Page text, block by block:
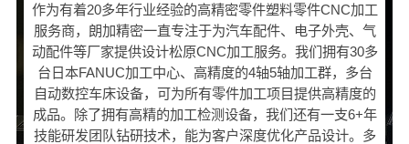
作为有着20多年行业经验的高精密零件塑料零件CNC加工
服务商，朗加精密一直专注于为汽车配件、电子外壳、气
动配件等厂家提供设计松原CNC加工服务。我们拥有30多
台日本FANUC加工中心、高精度的4轴5轴加工群，多台
自动数控车床设备，可为所有零件加工项目提供高精度的
成品。除了拥有高精的加工检测设备，我们还有一支6+年
技能研发团队钻研技术，能为客户深度优化产品设计。多